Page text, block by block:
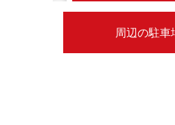
ひがし泉
中心から
周辺の駐車